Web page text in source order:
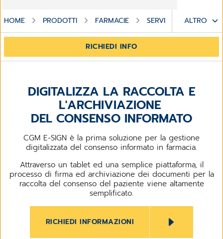
HOME PRODOTTI FARMACIE SERVIZI DIGITALI
ALTRO
RICHIEDI INFO
DIGITALIZZA LA RACCOLTA E
L'ARCHIVIAZIONE
DEL CONSENSO INFORMATO
CGM E-SIGN è la prima soluzione per la gestione
digitalizzata del consenso informato in farmacia.
Attraverso un tablet ed una semplice piattaforma, il
processo di firma ed archiviazione dei documenti per la
raccolta del consenso del paziente viene altamente
semplificato.
RICHIEDI INFORMAZIONI